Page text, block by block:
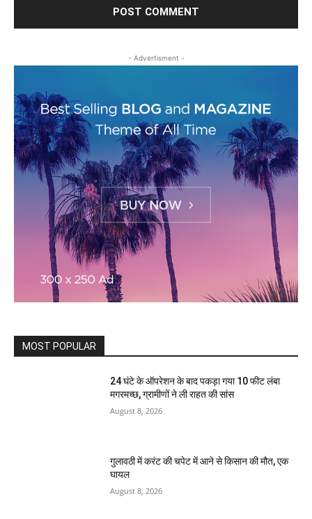
- Advertisment -
MOST POPULAR
24 घंटे के ऑपरेशन के बाद पकड़ा गया 10 फीट लंबा
मगरमच्छ, ग्रामीणों ने ली राहत की सांस
August 8, 2026
गुलावठी में करंट की चपेट में आने से किसान की मौत, एक
घायल
August 8, 2026